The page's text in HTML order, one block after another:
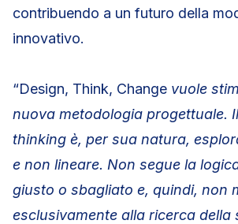
contribuendo a un futuro della
innovativo.
“Design, Think, Change vuole
nuova metodologia progettuale.
thinking è, per sua natura,
e non lineare. Non segue la
giusto o sbagliato e, quindi, non
esclusivamente alla ricerca della